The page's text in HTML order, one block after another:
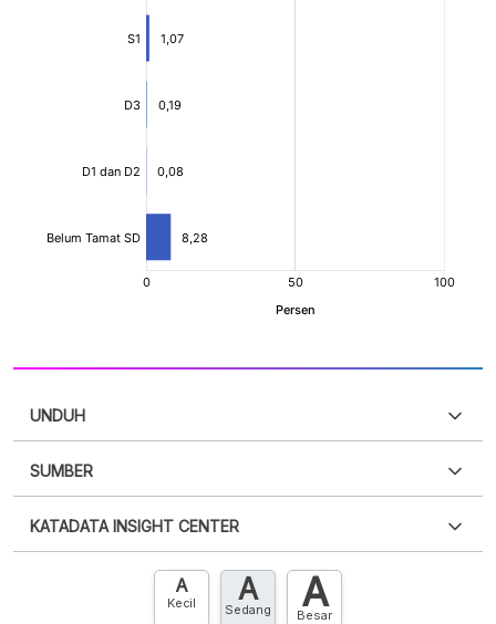
UNDUH
XLS
SUMBER
punya akun?Silakan Daftar sekarang
KATADATA INSIGHT CENTER
Hubungi sekarang »
A
Kecil A
Sedang A
Besar